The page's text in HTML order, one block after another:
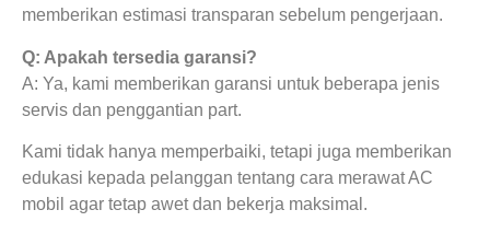
memberikan estimasi transparan sebelum pengerjaan.
Q: Apakah tersedia garansi?
A: Ya, kami memberikan garansi untuk beberapa jenis
servis dan penggantian part.
Kami tidak hanya memperbaiki, tetapi juga memberikan
edukasi kepada pelanggan tentang cara merawat AC
mobil agar tetap awet dan bekerja maksimal.